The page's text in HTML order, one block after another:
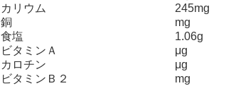
カリウム
245mg
銅
mg
食塩
1.06g
ビタミンＡ
μg
カロチン
μg
ビタミンＢ２
mg